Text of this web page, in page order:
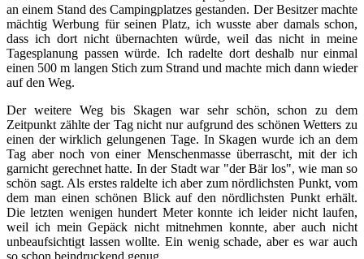
an einem Stand des Campingplatzes gestanden. Der Besitzer machte
mächtig Werbung für seinen Platz, ich wusste aber damals schon,
dass ich dort nicht übernachten würde, weil das nicht in meine
Tagesplanung passen würde. Ich radelte dort deshalb nur einmal
einen 500 m langen Stich zum Strand und machte mich dann wieder
auf den Weg.
Der weitere Weg bis Skagen war sehr schön, schon zu dem
Zeitpunkt zählte der Tag nicht nur aufgrund des schönen Wetters zu
einen der wirklich gelungenen Tage. In Skagen wurde ich an dem
Tag aber noch von einer Menschenmasse überrascht, mit der ich
garnicht gerechnet hatte. In der Stadt war "der Bär los", wie man so
schön sagt. Als erstes raldelte ich aber zum nördlichsten Punkt, vom
dem man einen schönen Blick auf den nördlichsten Punkt erhält.
Die letzten wenigen hundert Meter konnte ich leider nicht laufen,
weil ich mein Gepäck nicht mitnehmen konnte, aber auch nicht
unbeaufsichtigt lassen wollte. Ein wenig schade, aber es war auch
so schon beindruckend genug.